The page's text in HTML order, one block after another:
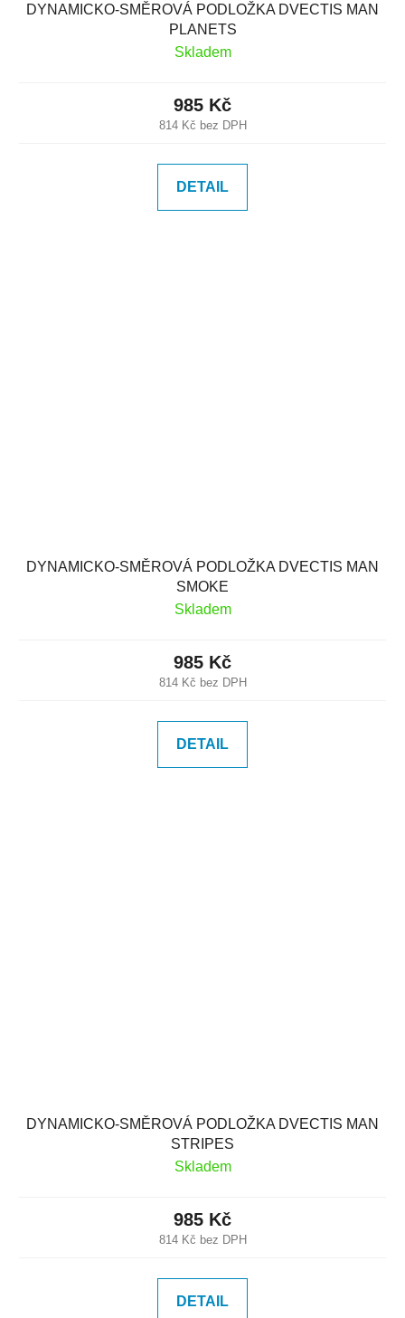
DYNAMICKO-SMĚROVÁ PODLOŽKA DVECTIS MAN
PLANETS
Skladem
814 Kč bez DPH
985 Kč
DETAIL
DYNAMICKO-SMĚROVÁ PODLOŽKA DVECTIS MAN
SMOKE
Skladem
814 Kč bez DPH
985 Kč
DETAIL
DYNAMICKO-SMĚROVÁ PODLOŽKA DVECTIS MAN
STRIPES
Skladem
814 Kč bez DPH
985 Kč
DETAIL